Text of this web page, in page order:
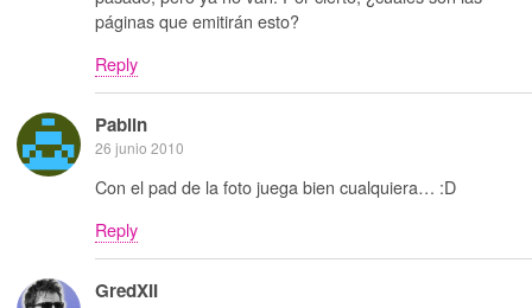
páginas que emitirán esto?
Reply
Pablin
26 junio 2010
Con el pad de la foto juega bien cualquiera… :D
Reply
GredXII